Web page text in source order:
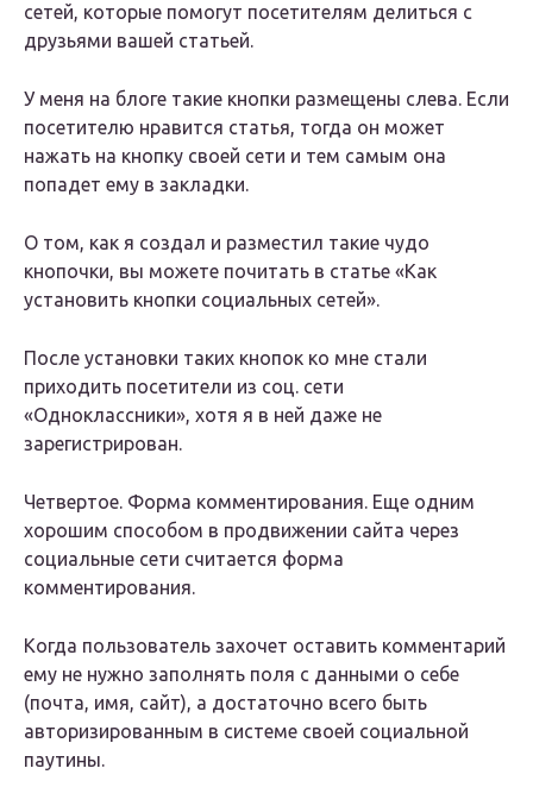
сетей, которые помогут посетителям делиться с
друзьями вашей статьей.
У меня на блоге такие кнопки размещены слева. Если
посетителю нравится статья, тогда он может
нажать на кнопку своей сети и тем самым она
попадет ему в закладки.
О том, как я создал и разместил такие чудо
кнопочки, вы можете почитать в статье «Как
установить кнопки социальных сетей».
После установки таких кнопок ко мне стали
приходить посетители из соц. сети
«Одноклассники», хотя я в ней даже не
зарегистрирован.
Четвертое. Форма комментирования. Еще одним
хорошим способом в продвижении сайта через
социальные сети считается форма
комментирования.
Когда пользователь захочет оставить комментарий
ему не нужно заполнять поля с данными о себе
(почта, имя, сайт), а достаточно всего быть
авторизированным в системе своей социальной
паутины.